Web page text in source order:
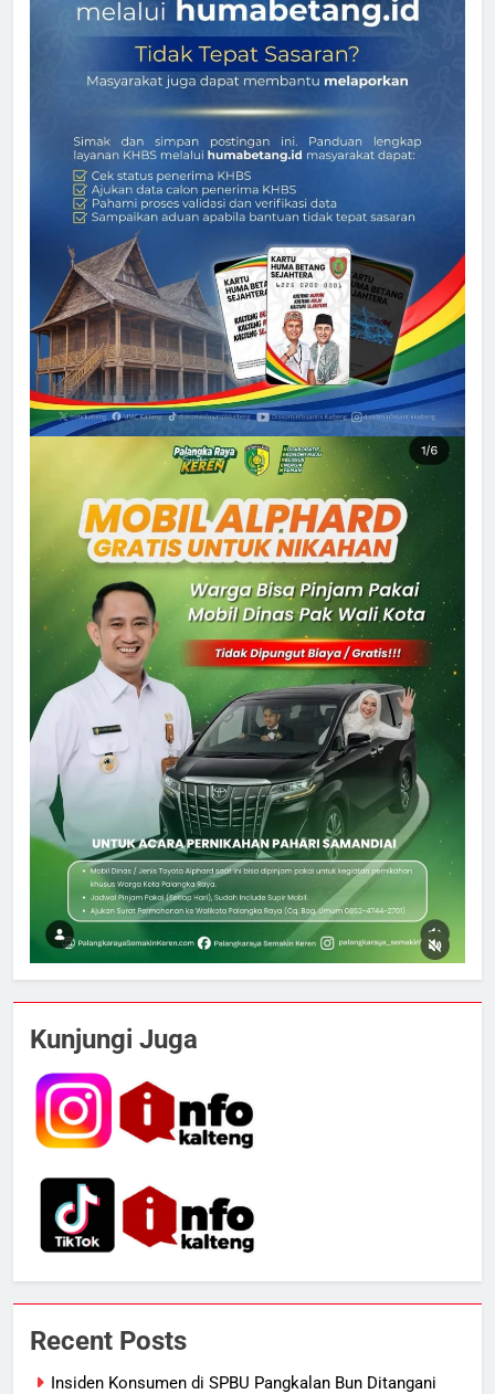
Kunjungi Juga
Recent Posts
Insiden Konsumen di SPBU Pangkalan Bun Ditangani
5
Presiden Prabowo Minta Bahlil
NUSANTARA
6
Warga Indonesia, Ada Uzumaki, D.
Luffy, Shinchan, hingga Doraemon
NUSANTARA
Mulai Diterapkan di Palangka Raya
ECONOMY